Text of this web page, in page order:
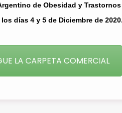
de Obesidad y
días 4 y 5 de Diciembre de
LA CARPETA COMERCIAL